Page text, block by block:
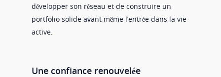
développer son réseau et de construire un
portfolio solide avant même l’entrée dans la vie
active.
Une confiance renouvelée